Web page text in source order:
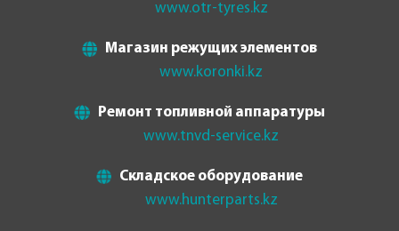
www.otr-tyres.kz
Магазин режущих элементов
www.koronki.kz
Ремонт топливной аппаратуры
www.tnvd-service.kz
Складское оборудование
www.hunterparts.kz